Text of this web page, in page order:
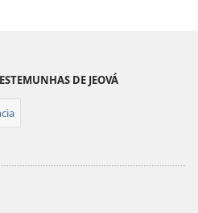
do
de
DE JEOVÁ